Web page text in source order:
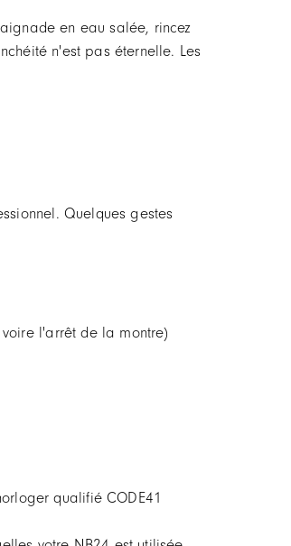
en eau salée, rincez
n'est pas éternelle. Les
Quelques gestes
l'arrêt de la montre)
qualifié CODE41